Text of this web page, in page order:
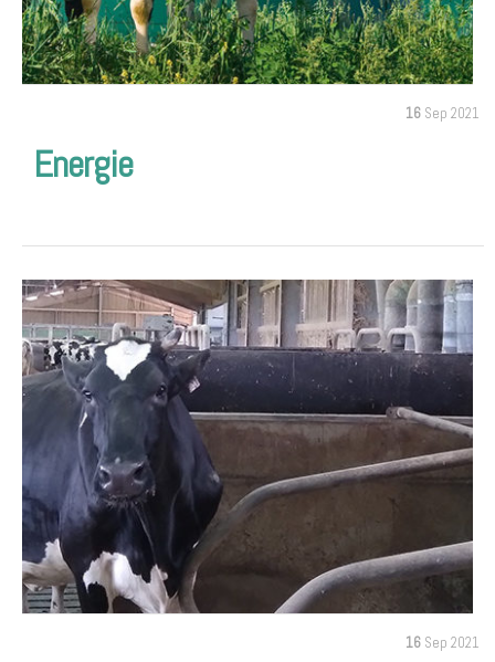
16 Sep 2021
Energie
16 Sep 2021